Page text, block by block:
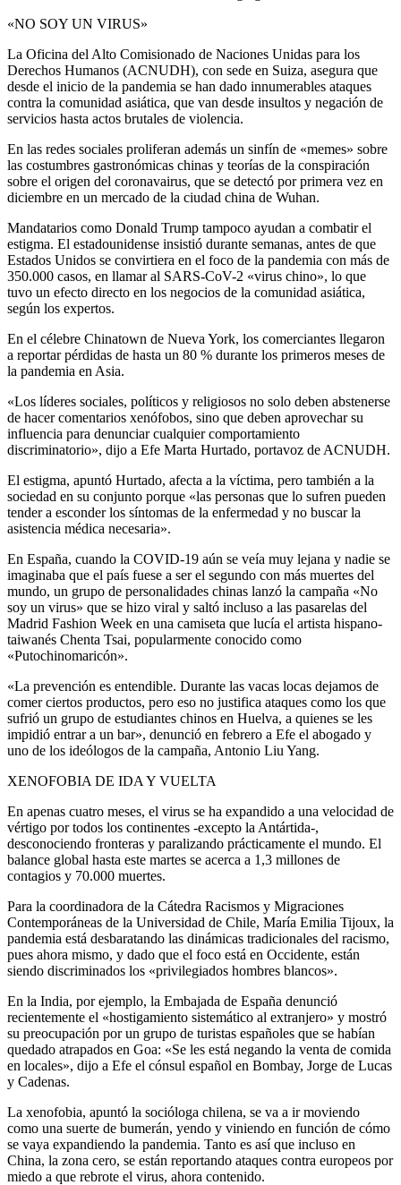
«NO SOY UN VIRUS»
La Oficina del Alto Comisionado de Naciones Unidas para los
Derechos Humanos (ACNUDH), con sede en Suiza, asegura que
desde el inicio de la pandemia se han dado innumerables ataques
contra la comunidad asiática, que van desde insultos y negación de
servicios hasta actos brutales de violencia.
En las redes sociales proliferan además un sinfín de «memes» sobre
las costumbres gastronómicas chinas y teorías de la conspiración
sobre el origen del coronavairus, que se detectó por primera vez en
diciembre en un mercado de la ciudad china de Wuhan.
Mandatarios como Donald Trump tampoco ayudan a combatir el
estigma. El estadounidense insistió durante semanas, antes de que
Estados Unidos se convirtiera en el foco de la pandemia con más de
350.000 casos, en llamar al SARS-CoV-2 «virus chino», lo que
tuvo un efecto directo en los negocios de la comunidad asiática,
según los expertos.
En el célebre Chinatown de Nueva York, los comerciantes llegaron
a reportar pérdidas de hasta un 80 % durante los primeros meses de
la pandemia en Asia.
«Los líderes sociales, políticos y religiosos no solo deben abstenerse
de hacer comentarios xenófobos, sino que deben aprovechar su
influencia para denunciar cualquier comportamiento
discriminatorio», dijo a Efe Marta Hurtado, portavoz de ACNUDH.
El estigma, apuntó Hurtado, afecta a la víctima, pero también a la
sociedad en su conjunto porque «las personas que lo sufren pueden
tender a esconder los síntomas de la enfermedad y no buscar la
asistencia médica necesaria».
En España, cuando la COVID-19 aún se veía muy lejana y nadie se
imaginaba que el país fuese a ser el segundo con más muertes del
mundo, un grupo de personalidades chinas lanzó la campaña «No
soy un virus» que se hizo viral y saltó incluso a las pasarelas del
Madrid Fashion Week en una camiseta que lucía el artista hispano-
taiwanés Chenta Tsai, popularmente conocido como
«Putochinomaricón».
«La prevención es entendible. Durante las vacas locas dejamos de
comer ciertos productos, pero eso no justifica ataques como los que
sufrió un grupo de estudiantes chinos en Huelva, a quienes se les
impidió entrar a un bar», denunció en febrero a Efe el abogado y
uno de los ideólogos de la campaña, Antonio Liu Yang.
XENOFOBIA DE IDA Y VUELTA
En apenas cuatro meses, el virus se ha expandido a una velocidad de
vértigo por todos los continentes -excepto la Antártida-,
desconociendo fronteras y paralizando prácticamente el mundo. El
balance global hasta este martes se acerca a 1,3 millones de
contagios y 70.000 muertes.
Para la coordinadora de la Cátedra Racismos y Migraciones
Contemporáneas de la Universidad de Chile, María Emilia Tijoux, la
pandemia está desbaratando las dinámicas tradicionales del racismo,
pues ahora mismo, y dado que el foco está en Occidente, están
siendo discriminados los «privilegiados hombres blancos».
En la India, por ejemplo, la Embajada de España denunció
recientemente el «hostigamiento sistemático al extranjero» y mostró
su preocupación por un grupo de turistas españoles que se habían
quedado atrapados en Goa: «Se les está negando la venta de comida
en locales», dijo a Efe el cónsul español en Bombay, Jorge de Lucas
y Cadenas.
La xenofobia, apuntó la socióloga chilena, se va a ir moviendo
como una suerte de bumerán, yendo y viniendo en función de cómo
se vaya expandiendo la pandemia. Tanto es así que incluso en
China, la zona cero, se están reportando ataques contra europeos por
miedo a que rebrote el virus, ahora contenido.